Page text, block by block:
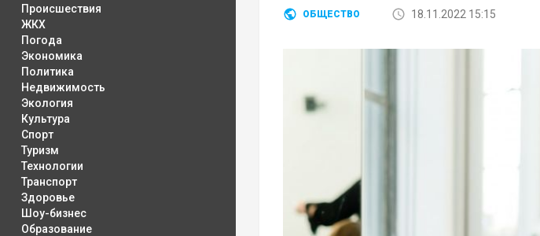
Происшествия
ЖКХ
Погода
Экономика
Политика
Недвижимость
Экология
Культура
Спорт
Туризм
Технологии
Транспорт
Здоровье
Шоу-бизнес
Образование
ОБЩЕСТВО 18.11.2022 15:15